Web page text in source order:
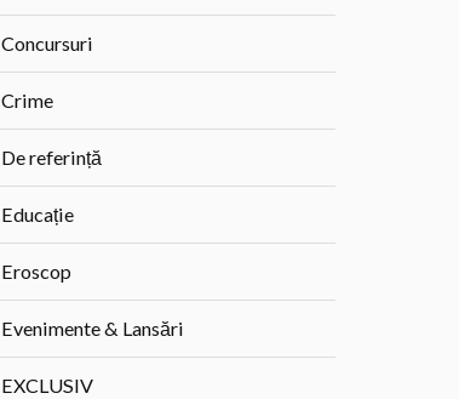
Concursuri
Crime
De referință
Educație
Eroscop
Evenimente & Lansări
EXCLUSIV